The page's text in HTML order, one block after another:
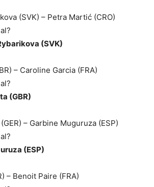
(SVK) – Petra Martić (CRO)
(SVK)
– Caroline Garcia (FRA)
(GBR)
– Garbine Muguruza (ESP)
(ESP)
– Benoit Paire (FRA)